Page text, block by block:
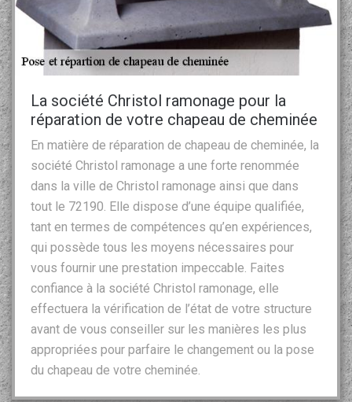
La société Christol ramonage pour la
réparation de votre chapeau de cheminée
En matière de réparation de chapeau de cheminée, la
société Christol ramonage a une forte renommée
dans la ville de Christol ramonage ainsi que dans
tout le 72190. Elle dispose d’une équipe qualifiée,
tant en termes de compétences qu’en expériences,
qui possède tous les moyens nécessaires pour
vous fournir une prestation impeccable. Faites
confiance à la société Christol ramonage, elle
effectuera la vérification de l’état de votre structure
avant de vous conseiller sur les manières les plus
appropriées pour parfaire le changement ou la pose
du chapeau de votre cheminée.